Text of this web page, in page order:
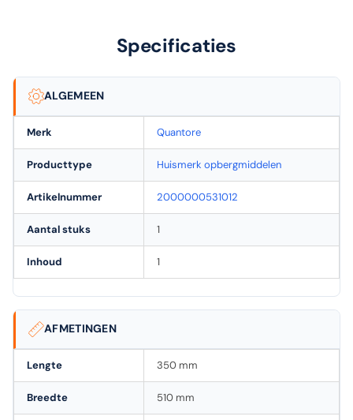
Specificaties
ALGEMEEN
Merk Quantore
Producttype Huismerk opbergmiddelen
Artikelnummer 2000000531012
Aantal stuks 1
Inhoud 1
AFMETINGEN
Lengte 350 mm
Breedte 510 mm